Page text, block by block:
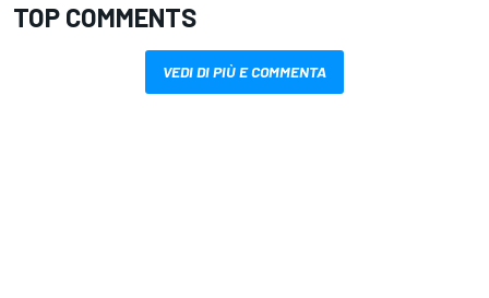
TOP COMMENTS
VEDI DI PIÙ E COMMENTA